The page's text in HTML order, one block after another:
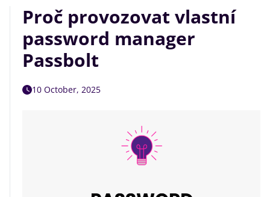
Proč provozovat vlastní
password manager
Passbolt
10 October, 2025